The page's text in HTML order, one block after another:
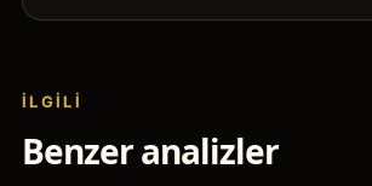
İLGILI
Benzer analizler